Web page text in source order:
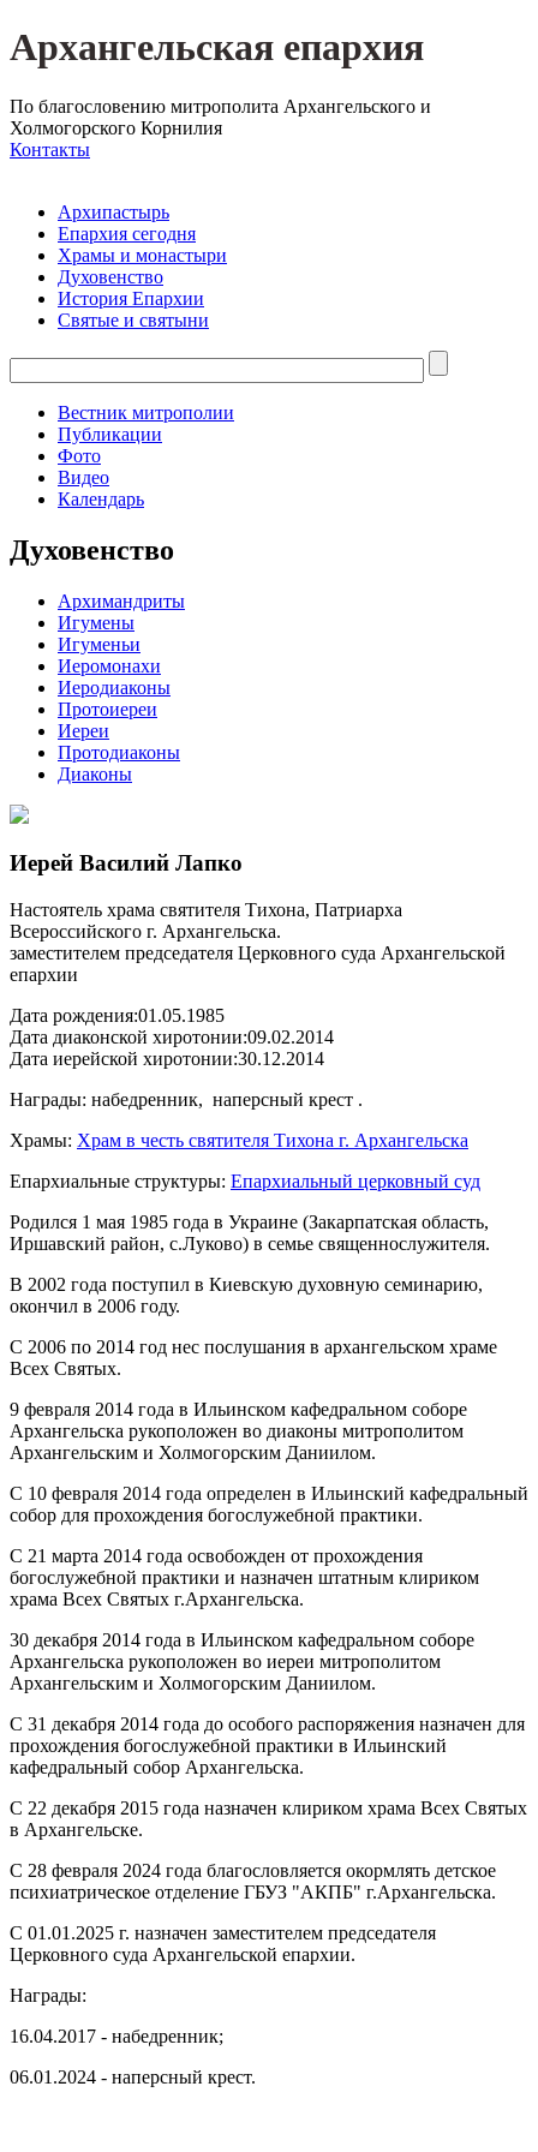
Архангельская епархия
По благословению митрополита Архангельского и
Холмогорского Корнилия
Контакты
Архипастырь
Епархия сегодня
Храмы и монастыри
Духовенство
История Епархии
Святые и святыни
Вестник митрополии
Публикации
Фото
Видео
Календарь
Духовенство
Архимандриты
Игумены
Игуменьи
Иеромонахи
Иеродиаконы
Протоиереи
Иереи
Протодиаконы
Диаконы
Иерей Василий Лапко
Настоятель храма святителя Тихона, Патриарха
Всероссийского г. Архангельска.
заместителем председателя Церковного суда Архангельской
епархии
Дата рождения:01.05.1985
Дата диаконской хиротонии:09.02.2014
Дата иерейской хиротонии:30.12.2014
Награды: набедренник, наперсный крест .
Храмы: Храм в честь святителя Тихона г. Архангельска
Епархиальные структуры: Епархиальный церковный суд
Родился 1 мая 1985 года в Украине (Закарпатская область,
Иршавский район, с.Луково) в семье священнослужителя.
В 2002 года поступил в Киевскую духовную семинарию,
окончил в 2006 году.
С 2006 по 2014 год нес послушания в архангельском храме
Всех Святых.
9 февраля 2014 года в Ильинском кафедральном соборе
Архангельска рукоположен во диаконы митрополитом
Архангельским и Холмогорским Даниилом.
С 10 февраля 2014 года определен в Ильинский кафедральный
собор для прохождения богослужебной практики.
С 21 марта 2014 года освобожден от прохождения
богослужебной практики и назначен штатным клириком
храма Всех Святых г.Архангельска.
30 декабря 2014 года в Ильинском кафедральном соборе
Архангельска рукоположен во иереи митрополитом
Архангельским и Холмогорским Даниилом.
С 31 декабря 2014 года до особого распоряжения назначен для
прохождения богослужебной практики в Ильинский
кафедральный собор Архангельска.
С 22 декабря 2015 года назначен клириком храма Всех Святых
в Архангельске.
С 28 февраля 2024 года благословляется окормлять детское
психиатрическое отделение ГБУЗ "АКПБ" г.Архангельска.
С 01.01.2025 г. назначен заместителем председателя
Церковного суда Архангельской епархии.
Награды:
16.04.2017 - набедренник;
06.01.2024 - наперсный крест.